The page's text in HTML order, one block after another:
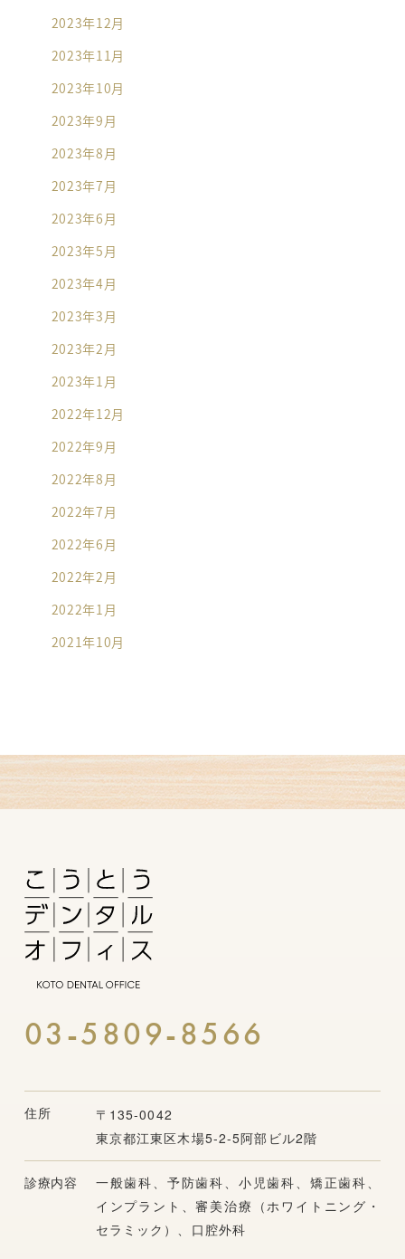
2023年12月
2023年11月
2023年10月
2023年9月
2023年8月
2023年7月
2023年6月
2023年5月
2023年4月
2023年3月
2023年2月
2023年1月
2022年12月
2022年9月
2022年8月
2022年7月
2022年6月
2022年2月
2022年1月
2021年10月
03-5809-8566
住所
〒135-0042
東京都江東区木場5-2-5阿部ビル2階
診療内容
一般歯科、予防歯科、小児歯科、矯正歯科、
インプラント、審美治療（ホワイトニング・
セラミック）、口腔外科